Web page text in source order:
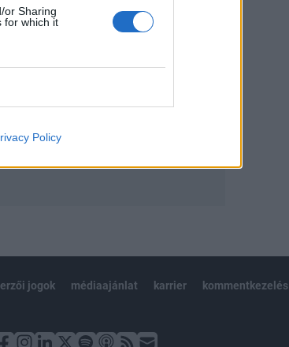
or Sharing
for which it
Policy
jogok médiaajánlat karrier kommentkezelés